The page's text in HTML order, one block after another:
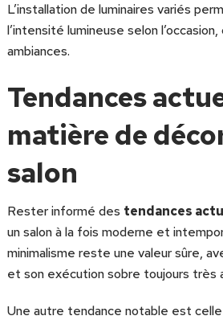
L’installation de luminaires variés
l’intensité lumineuse selon
ambiances.
Tendances
matière de
salon
Rester informé des tendances
un salon à la fois moderne et
minimalisme reste une valeur sûre,
et son exécution sobre toujours très
Une autre tendance notable est